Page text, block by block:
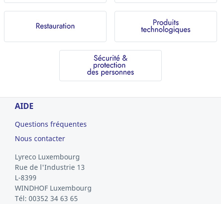
AIDE
Questions fréquentes
Nous contacter
Lyreco Luxembourg
Rue de l'Industrie 13
L-8399
WINDHOF Luxembourg
Tél: 00352 34 63 65